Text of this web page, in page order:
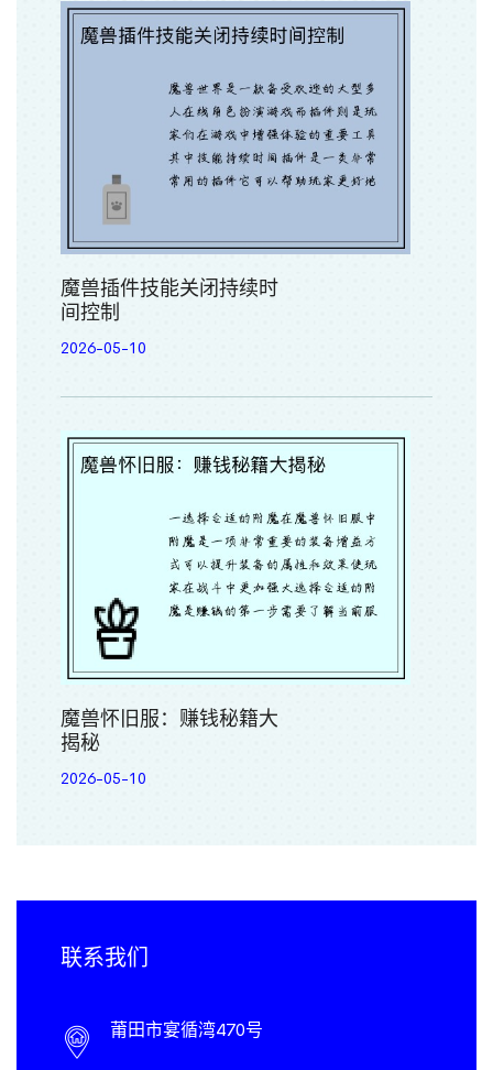
魔兽插件技能关闭持续时
间控制
2026-05-10
魔兽怀旧服：赚钱秘籍大
揭秘
2026-05-10
联系我们
莆田市宴循湾470号